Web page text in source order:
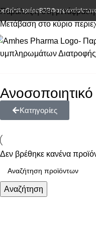
Παράλειψη στη μετάφραση
Μετάβαση στο κύριο
ΚαριέραΒ2ΒΦαρμακεία
Κατηγορίες
Δεν βρέθηκε κανένα
Αναζήτηση